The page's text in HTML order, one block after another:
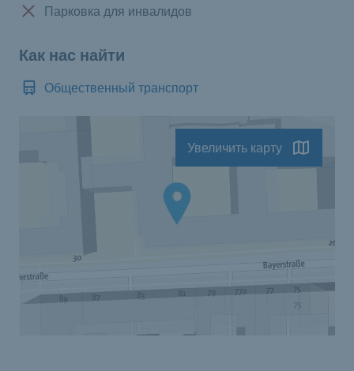
Нет в наличии:
Парковка для инвалидов
Как нас найти
Общественный транспорт
Увеличить карту